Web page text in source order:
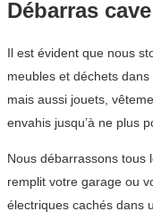
Débarras
Il est évident que nous
meubles et déchets
mais aussi jouets,
envahis jusqu’à ne plus
Nous débarrassons tous
remplit votre garage ou
électriques cachés dans